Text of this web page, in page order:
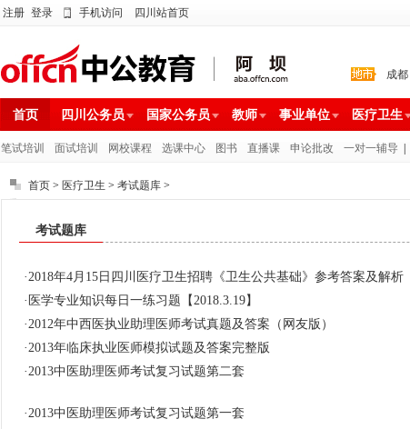
注册 登录 手机访问 四川站首页
成都
首页 四川公务员 国家公务员 教师 事业单位 医疗卫生
笔试培训 面试培训 网校课程 选课中心 图书 直播课 申论批改 一对一辅导
首页 > 医疗卫生 > 考试题库 >
考试题库
·2018年4月15日四川医疗卫生招聘《卫生公共基础》参考答案及解析
· 医学专业知识每日一练习题【2018.3.19】
·2012年中西医执业助理医师考试真题及答案（网友版）
·2013年临床执业医师模拟试题及答案完整版
·2013中医助理医师考试复习试题第二套
·2013中医助理医师考试复习试题第一套